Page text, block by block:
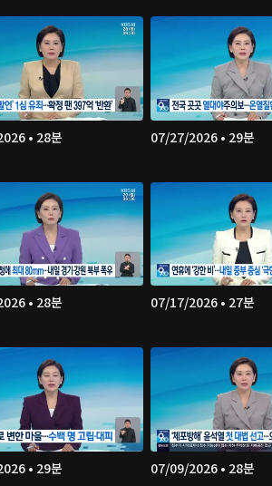
• 28분 07/27/2026 • 29분
• 28분 07/17/2026 • 27분
• 29분 07/09/2026 • 28분